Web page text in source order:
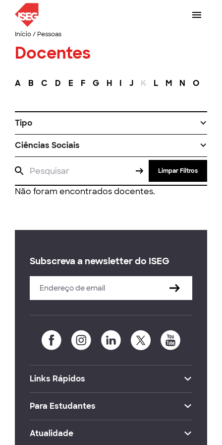
Início/ Pessoas
Docentes
A B C D E F G H I J K L M N O
Tipo
Ciências Sociais
Limpar Filtros
Não foram encontrados docentes.
Subscreva a newsletter do ISEG
Links Rápidos
Para Estudantes
Atualidade